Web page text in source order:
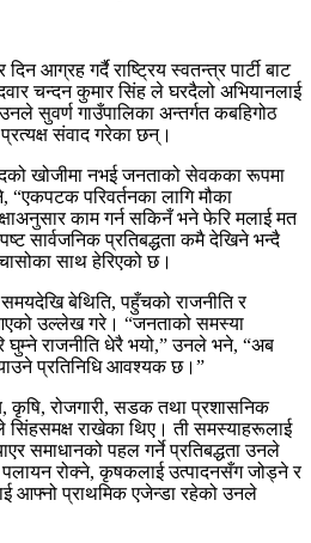
आग्रह गर्दै राष्ट्रिय स्वतन्त्र पार्टी बाट
चन्दन कुमार सिंह ले घरदैलो अभियानलाई
सुवर्ण गाउँपालिका अन्तर्गत कबहिगोठ
संवाद गरेका छन्।
खोजीमा नभई जनताको सेवकका रूपमा
परिवर्तनका लागि मौका
काम गर्न सकिनँ भने फेरि मलाई मत
सार्वजनिक प्रतिबद्धता कमै देखिने भन्दै
साथ हेरिएको छ।
बेथिति, पहुँचको राजनीति र
उल्लेख गरे। “जनताको समस्या
घुम्ने राजनीति धेरै भयो,” उनले भने, “अब
प्रतिनिधि आवश्यक छ।”
कृषि, रोजगारी, सडक तथा प्रशासनिक
सिंहसमक्ष राखेका थिए। ती समस्याहरूलाई
समाधानको पहल गर्ने प्रतिबद्धता उनले
रोक्ने, कृषकलाई उत्पादनसँग जोड्ने र
आफ्नो प्राथमिक एजेन्डा रहेको उनले